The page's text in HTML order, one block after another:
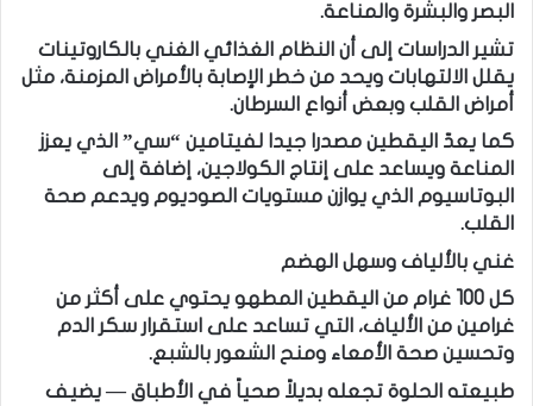
البصر والبشرة والمناعة.
تشير الدراسات إلى أن النظام الغذائي الغني بالكاروتينات
يقلل الالتهابات ويحد من خطر الإصابة بالأمراض المزمنة، مثل
أمراض القلب وبعض أنواع السرطان.
كما يعدّ اليقطين مصدرا جيدا لفيتامين “سي” الذي يعزز
المناعة ويساعد على إنتاج الكولاجين، إضافة إلى
البوتاسيوم الذي يوازن مستويات الصوديوم ويدعم صحة
القلب.
غني بالألياف وسهل الهضم
كل 100 غرام من اليقطين المطهو يحتوي على أكثر من
غرامين من الألياف، التي تساعد على استقرار سكر الدم
وتحسين صحة الأمعاء ومنح الشعور بالشبع.
طبيعته الحلوة تجعله بديلاً صحياً في الأطباق — يضيف